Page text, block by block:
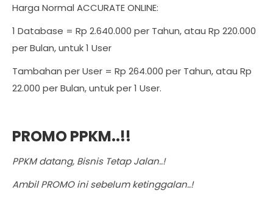
Harga Normal ACCURATE ONLINE:
1 Database = Rp 2.640.000 per Tahun, atau Rp 220.000
per Bulan, untuk 1 User
Tambahan per User = Rp 264.000 per Tahun, atau Rp
22.000 per Bulan, untuk per 1 User.
PROMO PPKM..!!
PPKM datang, Bisnis Tetap Jalan..!
Ambil PROMO ini sebelum ketinggalan..!